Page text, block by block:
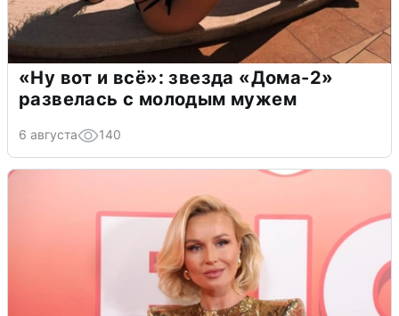
«Ну вот и всё»: звезда «Дома-2»
развелась с молодым мужем
6 августа 140